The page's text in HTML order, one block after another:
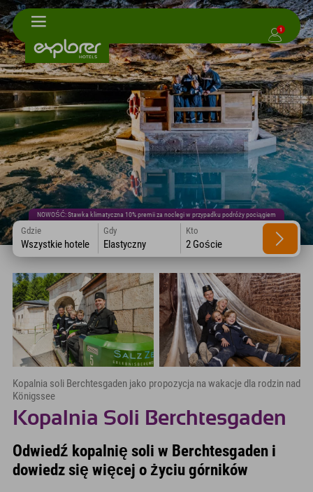
1
NOWOŚĆ: Stawka klimatyczna 10% premii za noclegi w przypadku podróży pociągiem
Gdzie
Wszystkie hotele
Gdy
Elastyczny
Kto
2 Goście
Kopalnia soli Berchtesgaden jako propozycja na wakacje dla rodzin nad
Königssee
Kopalnia Soli Berchtesgaden
Odwiedź kopalnię soli w Berchtesgaden i
dowiedz się więcej o życiu górników